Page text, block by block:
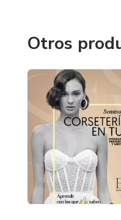
mundo de las
Fanny Brizuela
Otros